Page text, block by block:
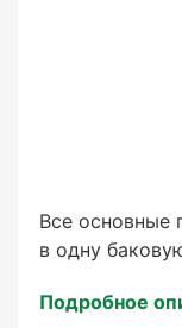
Все основные
в одну
Всегда
Подробное